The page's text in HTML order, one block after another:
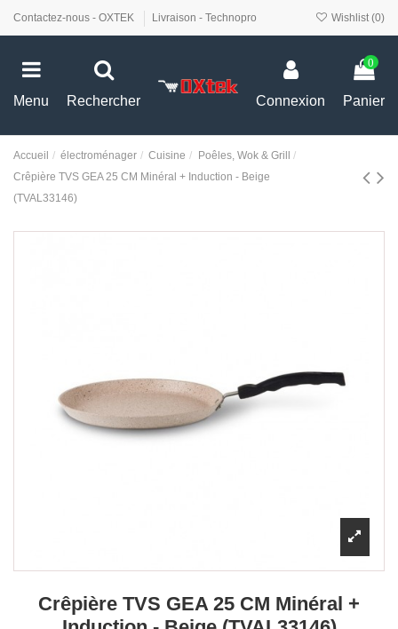
Contactez-nous - OXTEK Livraison - Technopro Wishlist (0)
Menu Rechercher Connexion
0
Panier
Accueil électroménager Cuisine
Poêles, Wok & Grill
Crêpière TVS GEA 25 CM Minéral + Induction - Beige
(TVAL33146)
Crêpière TVS GEA 25 CM Minéral +